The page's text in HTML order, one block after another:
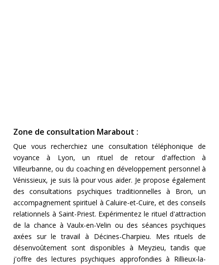
Zone de consultation Marabout :
Que vous recherchiez une consultation téléphonique de
voyance à Lyon, un rituel de retour d'affection à
Villeurbanne, ou du coaching en développement personnel à
Vénissieux, je suis là pour vous aider. Je propose également
des consultations psychiques traditionnelles à Bron, un
accompagnement spirituel à Caluire-et-Cuire, et des conseils
relationnels à Saint-Priest. Expérimentez le rituel d'attraction
de la chance à Vaulx-en-Velin ou des séances psychiques
axées sur le travail à Décines-Charpieu. Mes rituels de
désenvoûtement sont disponibles à Meyzieu, tandis que
j'offre des lectures psychiques approfondies à Rillieux-la-